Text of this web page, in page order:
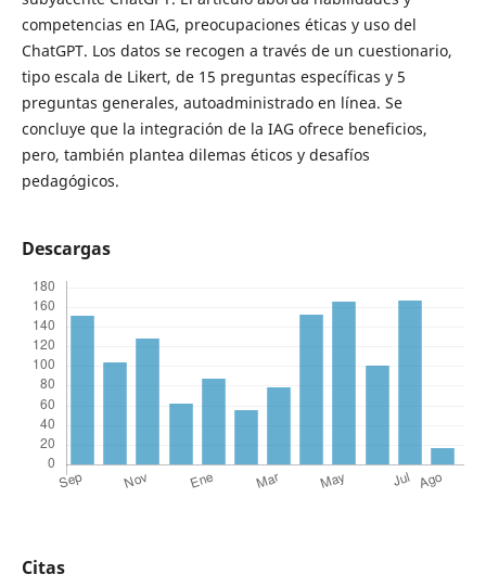
competencias en IAG, preocupaciones éticas y uso del
ChatGPT. Los datos se recogen a través de un cuestionario,
tipo escala de Likert, de 15 preguntas específicas y 5
preguntas generales, autoadministrado en línea. Se
concluye que la integración de la IAG ofrece beneficios,
pero, también plantea dilemas éticos y desafíos
pedagógicos.
Descargas
Citas